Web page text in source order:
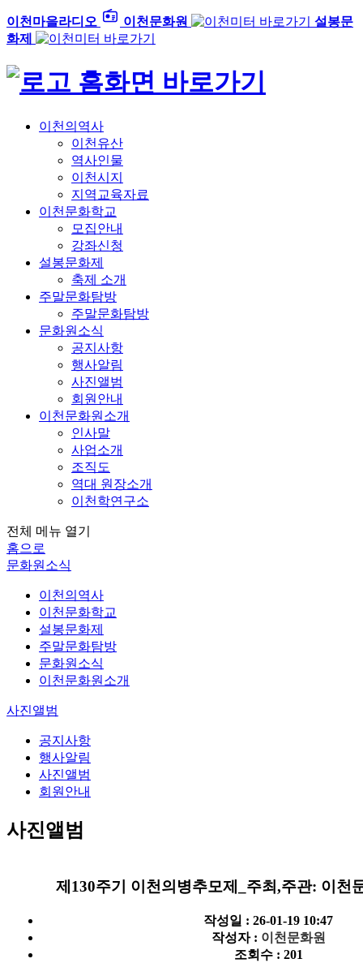
이천마을라디오 이천문화원
설봉문
화제
홈화면 바로가기
이천의역사
이천유산
역사인물
이천시지
지역교육자료
이천문화학교
모집안내
강좌신청
설봉문화제
축제 소개
주말문화탐방
주말문화탐방
문화원소식
공지사항
행사알림
사진앨범
회원안내
이천문화원소개
인사말
사업소개
조직도
역대 원장소개
이천학연구소
전체 메뉴 열기
홈으로
문화원소식
이천의역사
이천문화학교
설봉문화제
주말문화탐방
문화원소식
이천문화원소개
사진앨범
공지사항
행사알림
사진앨범
회원안내
사진앨범
제130주기 이천의병추모제_주최,주관: 이천
작성일 : 26-01-19 10:47
작성자 : 이천문화원
조회수 : 201